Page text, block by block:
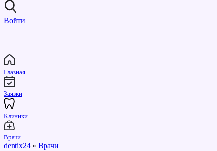
Войти
Главная
Заявки
Клиники
Врачи
dentix24 » Врачи